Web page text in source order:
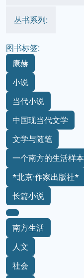
丛书系列:
图书标签:
康赫
小说
当代小说
中国现当代文学
文学与随笔
一个南方的生活样本
*北京·作家出版社*
长篇小说
南方生活
人文
社会